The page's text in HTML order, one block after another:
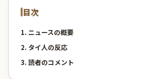
目次
1. ニュースの概要
2. タイ人の反応
3. 読者のコメント